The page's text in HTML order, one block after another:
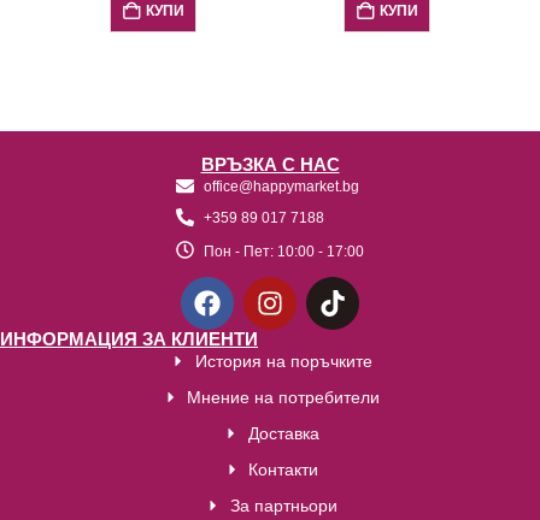
КУПИ КУПИ
ВРЪЗКА С НАС
office@happymarket.bg
+359 89 017 7188
Пон - Пет: 10:00 - 17:00
ИНФОРМАЦИЯ ЗА КЛИЕНТИ
История на поръчките
Мнение на потребители
Доставка
Контакти
За партньори